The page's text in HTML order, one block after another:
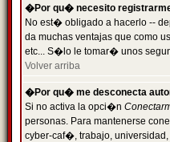
�Por qu� necesito
No est� obligado a hacerlo --
da muchas ventajas que como
etc... S�lo le tomar� unos
Volver arriba
�Por qu� me desconecta
Si no activa la opci�n
personas. Para mantenerse
cyber-caf�, trabajo, universidad,